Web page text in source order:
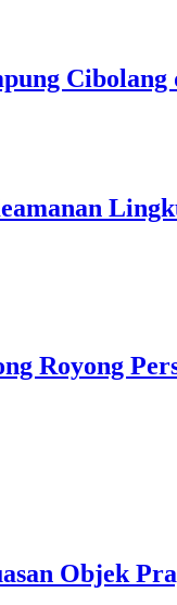
Cibolang
Royong
Objek